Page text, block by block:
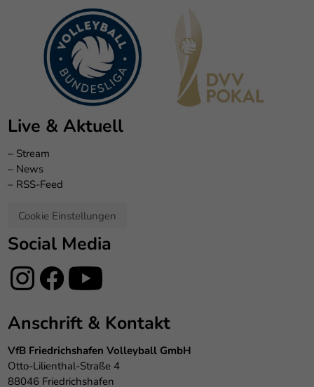
Live & Aktuell
– Stream
– News
– RSS-Feed
Cookie Einstellungen
Social Media
Anschrift & Kontakt
VfB Friedrichshafen Volleyball GmbH
Otto-Lilienthal-Straße 4
88046 Friedrichshafen